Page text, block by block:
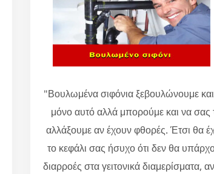
"Βουλωμένα σιφόνια ξεβουλώνουμε και
μόνο αυτό αλλά μπορούμε και να σας
αλλάξουμε αν έχουν φθορές. Έτσι θα
το κεφάλι σας ήσυχο ότι δεν θα
διαρροές στα γειτονικά διαμερίσματα,